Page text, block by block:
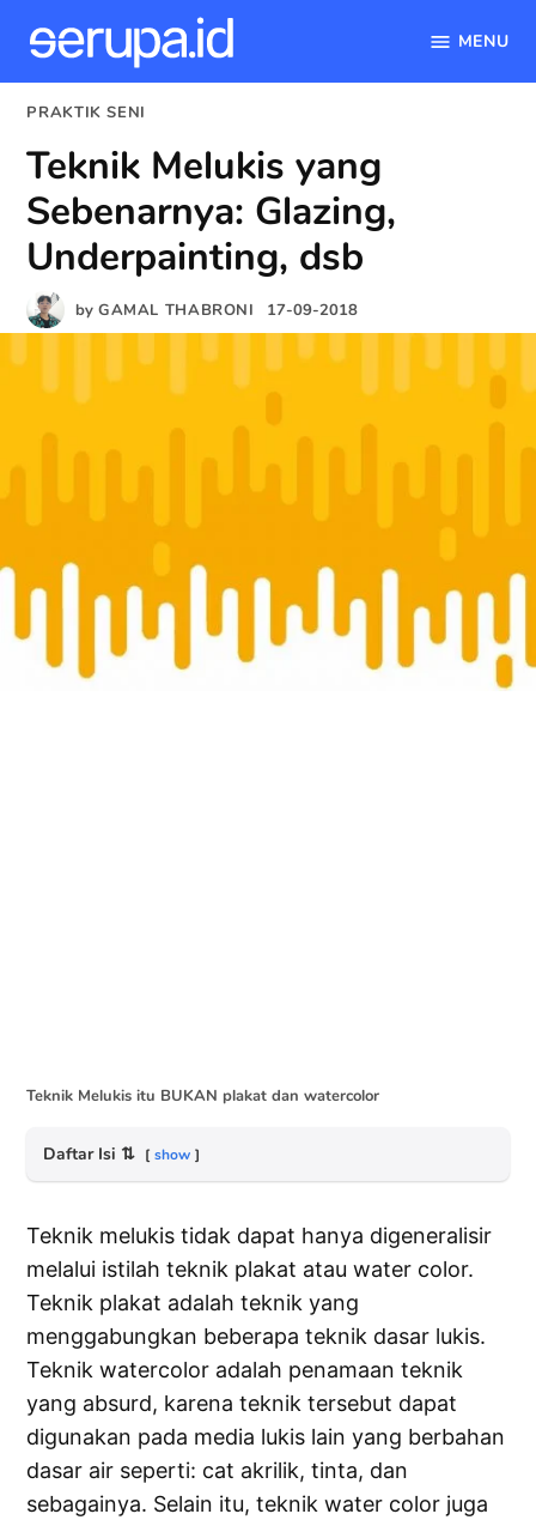
content
MENU
POSTED
PRAKTIK SENI
Teknik Melukis yang
Sebenarnya: Glazing,
Underpainting, dsb
by GAMAL THABRONI 17-09-2018
Teknik Melukis itu BUKAN plakat dan watercolor
Daftar Isi ⇅ show
Teknik melukis tidak dapat hanya digeneralisir
melalui istilah teknik plakat atau water color.
Teknik plakat adalah teknik yang
menggabungkan beberapa teknik dasar lukis.
Teknik watercolor adalah penamaan teknik
yang absurd, karena teknik tersebut dapat
digunakan pada media lukis lain yang berbahan
dasar air seperti: cat akrilik, tinta, dan
sebagainya. Selain itu, teknik water color juga